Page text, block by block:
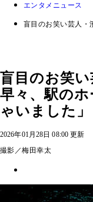
エンタメニュース
盲目のお笑い芸人・
盲目のお笑
早々、駅の
ゃいました」
2026年01月28日 08:00 更新
撮影／梅田幸太